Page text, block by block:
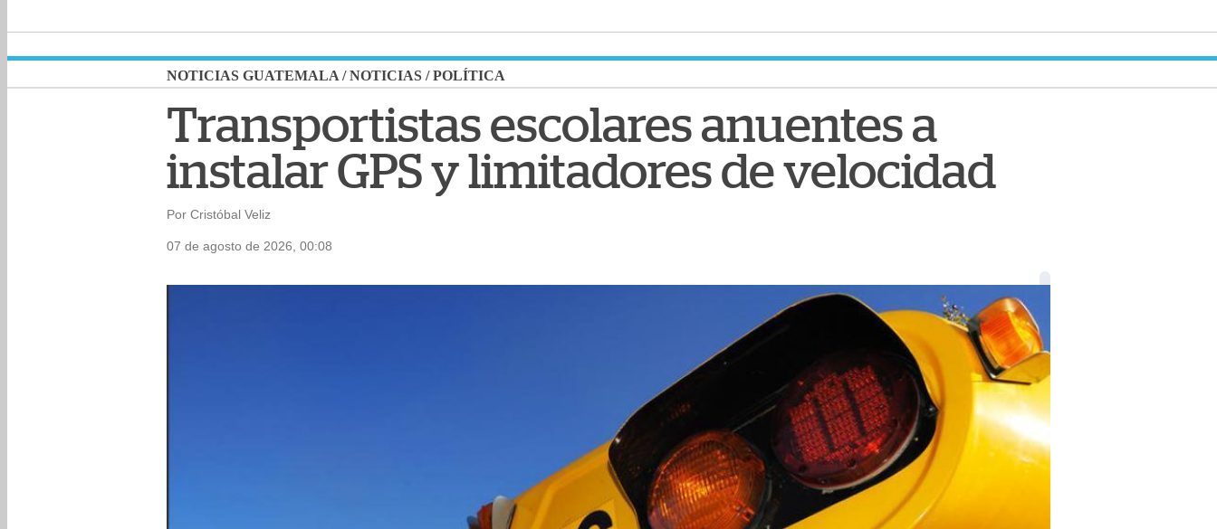
NOTICIAS GUATEMALA /NOTICIAS /POLÍTICA
Transportistas escolares anuentes a
instalar GPS y limitadores de velocidad
Por Cristóbal Veliz
07 de agosto de 2026, 00:08